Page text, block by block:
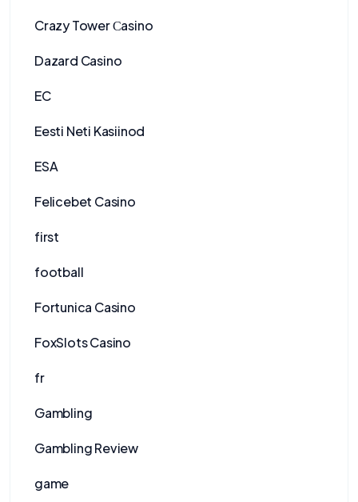
Crazy Tower Сasino
Dazard Casino
EC
Eesti Neti Kasiinod
ESA
Felicebet Casino
first
football
Fortunica Casino
FoxSlots Casino
fr
Gambling
Gambling Review
game